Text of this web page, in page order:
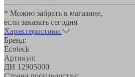
* Можно забрать в магазине,
если заказать сегодня
Характеристики
Бренд:
Ecoteck
Артикул:
ДИ 12905000